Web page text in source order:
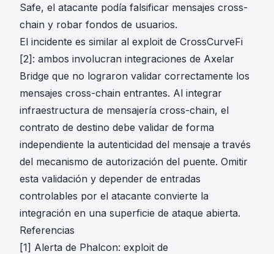
Safe, el atacante podía falsificar mensajes cross-
chain y robar fondos de usuarios.
El incidente es similar al exploit de CrossCurveFi
[2]: ambos involucran integraciones de Axelar
Bridge que no lograron validar correctamente los
mensajes cross-chain entrantes. Al integrar
infraestructura de mensajería cross-chain, el
contrato de destino debe validar de forma
independiente la autenticidad del mensaje a través
del mecanismo de autorización del puente. Omitir
esta validación y depender de entradas
controlables por el atacante convierte la
integración en una superficie de ataque abierta.
Referencias
[1] Alerta de Phalcon: exploit de